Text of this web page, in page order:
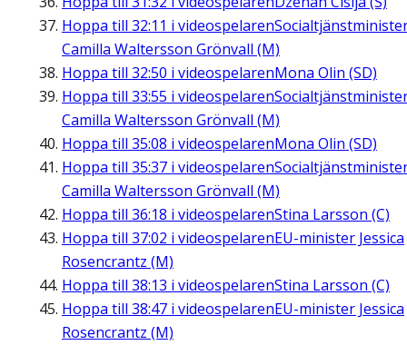
Hoppa till 32:11 i videospelaren
Camilla Waltersson Grönvall (M)
Hoppa till 32:50 i videospelarenMona Olin (SD)
Hoppa till 33:55 i videospelaren
Camilla Waltersson Grönvall (M)
Hoppa till 35:08 i videospelarenMona Olin (SD)
Hoppa till 35:37 i videospelaren
Camilla Waltersson Grönvall (M)
Hoppa till 36:18 i videospelarenStina Larsson (C)
Hoppa till 37:02 i videospelarenEU-minister Jessica
Rosencrantz (M)
Hoppa till 38:13 i videospelarenStina Larsson (C)
Hoppa till 38:47 i videospelarenEU-minister Jessica
Rosencrantz (M)